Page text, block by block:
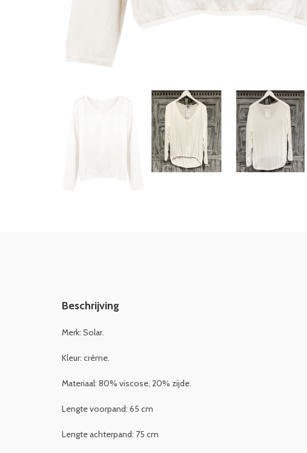
Beschrijving
Merk: Solar.
Kleur: crème.
Materiaal: 80% viscose, 20% zijde.
Lengte voorpand: 65 cm
Lengte achterpand: 75 cm